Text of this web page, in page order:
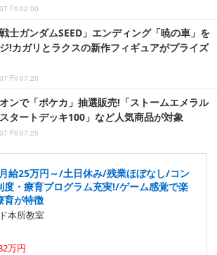
Fri 02:00
戦士ガンダムSEED」エンディング「暁の車」を
!カガリとラクスの新作フィギュアがプライズ
Fri 07:20
ンで「ポケカ」抽選販売!「ストームエメラル
タートデッキ100」など人気商品が対象
Fri 07:25
給25万円～/土日休み/残業ほぼなし/コン
度・療育プログラム充実!/ゲーム感覚で楽
育が特徴
本所教室
万円